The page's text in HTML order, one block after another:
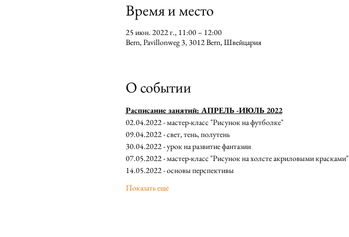
Время и место
25 июн. 2022 г., 11:00 – 12:00
Bern, Pavillonweg 3, 3012 Bern, Швейцария
О событии
Расписание занятий: АПРЕЛЬ -ИЮЛЬ 2022
02.04.2022 - мастер-класс "Рисунок на футболке"
09.04.2022 - свет, тень, полутень
30.04.2022 - урок на развитие фантазии
07.05.2022 - мастер-класс "Рисунок на холсте акриловыми красками"
14.05.2022 - основы перспективы
Показать еще